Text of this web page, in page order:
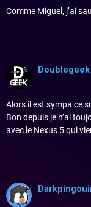
Comme Miguel, j’ai
Doublegeek
Alors il est sympa ce
Bon depuis je n’ai
avec le Nexus 5 qui